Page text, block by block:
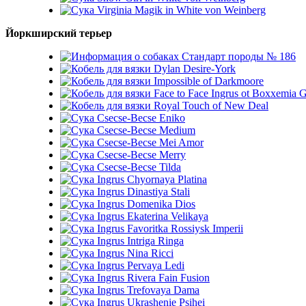
Virginia Magik in White von Weinberg
Йоркширский терьер
Стандарт породы № 186
Dylan Desire-York
Impossible of Darkmoore
Face to Face Ingrus ot Boxxemia
Royal Touch of New Deal
Csecse-Becse Eniko
Csecse-Becse Medium
Csecse-Becse Mei Amor
Csecse-Becse Merry
Csecse-Becse Tilda
Ingrus Chyornaya Platina
Ingrus Dinastiya Stali
Ingrus Domenika Dios
Ingrus Ekaterina Velikaya
Ingrus Favoritka Rossiysk Imperii
Ingrus Intriga Ringa
Ingrus Nina Ricci
Ingrus Pervaya Ledi
Ingrus Rivera Fain Fusion
Ingrus Trefovaya Dama
Ingrus Ukrashenie Psihei